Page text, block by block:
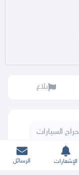
بلاغ
حراج السيارات
الإشعارات الرسائل